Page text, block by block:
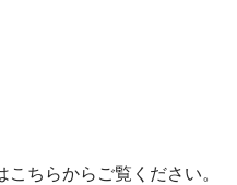
ちらからご覧ください。​​